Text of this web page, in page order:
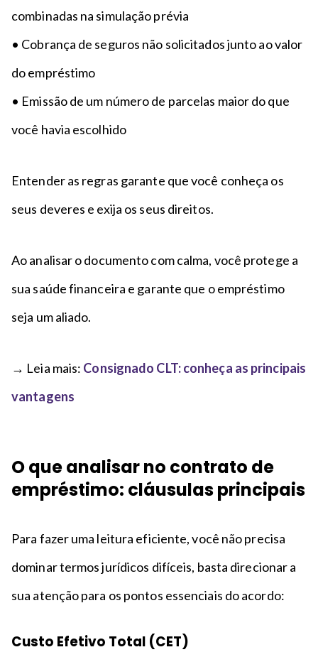
combinadas na simulação prévia
• Cobrança de seguros não solicitados junto ao valor
do empréstimo
• Emissão de um número de parcelas maior do que
você havia escolhido
Entender as regras garante que você conheça os
seus deveres e exija os seus direitos.
Ao analisar o documento com calma, você protege a
sua saúde financeira e garante que o empréstimo
seja um aliado.
→ Leia mais: Consignado CLT: conheça as principais
vantagens
O que analisar no contrato de
empréstimo: cláusulas principais
Para fazer uma leitura eficiente, você não precisa
dominar termos jurídicos difíceis, basta direcionar a
sua atenção para os pontos essenciais do acordo:
Custo Efetivo Total (CET)